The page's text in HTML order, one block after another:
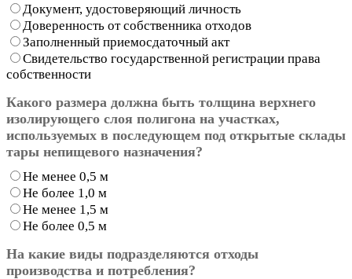
Документ, удостоверяющий личность
Доверенность от собственника отходов
Заполненный приемосдаточный акт
Свидетельство государственной регистрации права
собственности
Какого размера должна быть толщина верхнего
изолирующего слоя полигона на участках,
используемых в последующем под открытые склады
тары непищевого назначения?
Не менее 0,5 м
Не более 1,0 м
Не менее 1,5 м
Не более 0,5 м
На какие виды подразделяются отходы
производства и потребления?